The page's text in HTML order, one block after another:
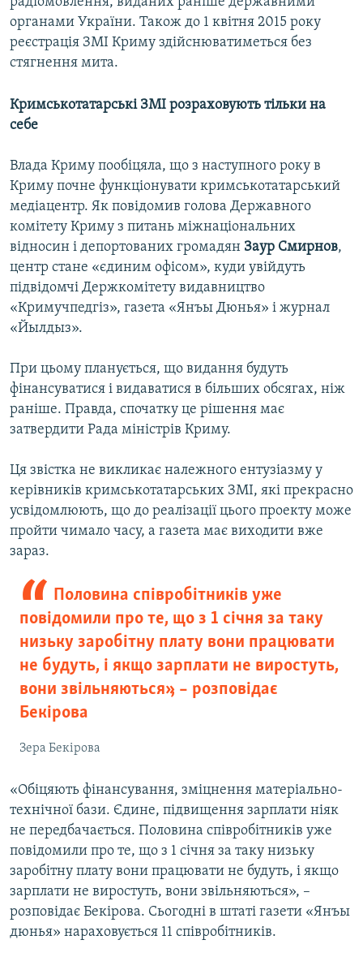
органами України. Також до 1 квітня 2015 року
реєстрація ЗМІ Криму здійснюватиметься без
стягнення мита.
Кримськотатарські ЗМІ розраховують тільки на
себе
Влада Криму пообіцяла, що з наступного року в
Криму почне функціонувати кримськотатарський
медіацентр. Як повідомив голова Державного
комітету Криму з питань міжнаціональних
відносин і депортованих громадян Заур Смирнов,
центр стане «єдиним офісом», куди увійдуть
підвідомчі Держкомітету видавництво
«Кримучпедгіз», газета «Янъы Дюнья» і журнал
«Йылдыз».
При цьому планується, що видання будуть
фінансуватися і видаватися в більших обсягах, ніж
раніше. Правда, спочатку це рішення має
затвердити Рада міністрів Криму.
Ця звістка не викликає належного ентузіазму у
керівників кримськотатарських ЗМІ, які прекрасно
усвідомлюють, що до реалізації цього проекту може
пройти чимало часу, а газета має виходити вже
зараз.
Половина співробітників уже
повідомили про те, що з 1 січня за таку
низьку заробітну плату вони працювати
не будуть, і якщо зарплати не виростуть,
вони звільняються», – розповідає
Бекірова
Зера Бекірова
«Обіцяють фінансування, зміцнення матеріально-
технічної бази. Єдине, підвищення зарплати ніяк
не передбачається. Половина співробітників уже
повідомили про те, що з 1 січня за таку низьку
заробітну плату вони працювати не будуть, і якщо
зарплати не виростуть, вони звільняються», –
розповідає Бекірова. Сьогодні в штаті газети «Янъы
дюнья» нараховується 11 співробітників.